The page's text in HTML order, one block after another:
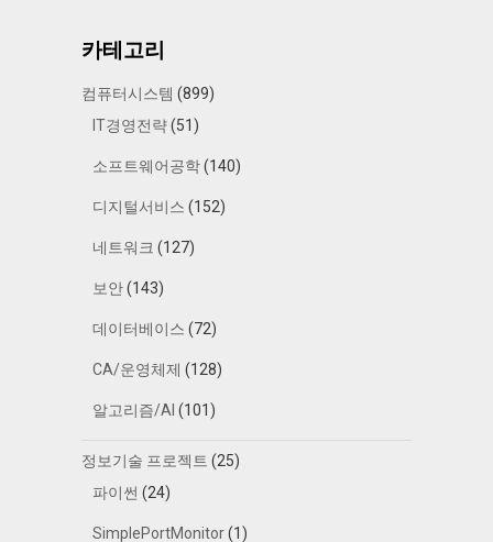
카테고리
컴퓨터시스템 (899)
IT경영전략(51)
소프트웨어공학(140)
디지털서비스 (152)
네트워크 (127)
보안(143)
데이터베이스 (72)
CA/운영체제 (128)
알고리즘/AI (101)
정보기술 프로젝트 (25)
파이썬 (24)
SimplePortMonitor(1)